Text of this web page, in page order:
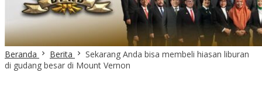
Beranda Berita
Sekarang Anda bisa membeli hiasan liburan
di gudang besar di Mount Vernon